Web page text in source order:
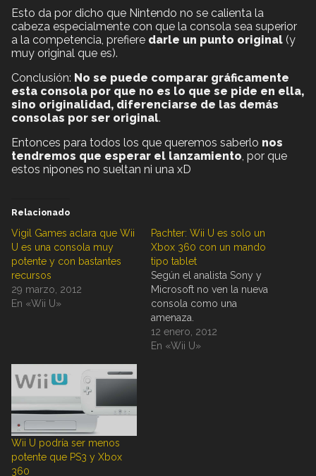
Esto da por dicho que Nintendo no se calienta la
cabeza especialmente con que la consola sea superior
a la competencia, prefiere darle un punto original (y
muy original que es).
Conclusión: No se puede comparar gráficamente
esta consola por que no es lo que se pide en ella,
sino originalidad, diferenciarse de las demás
consolas por ser original.
Entonces para todos los que queremos saberlo nos
tendremos que esperar el lanzamiento , por que
estos nipones no sueltan ni una xD
Relacionado
Vigil Games aclara que Wii
U es una consola muy
potente y con bastantes
recursos
29 marzo, 2012
En «Wii U»
Pachter: Wii U es solo un
Xbox 360 con un mando
tipo tablet
Según el analista Sony y
Microsoft no ven la nueva
consola como una
amenaza.
12 enero, 2012
En «Wii U»
Wii U podría ser menos
potente que PS3 y Xbox
360